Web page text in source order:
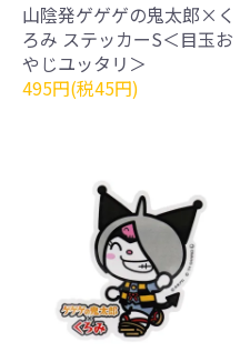
山陰発ゲゲゲの鬼太郎×く
ろみ ステッカーS＜目玉お
やじユッタリ＞
495円(税45円)